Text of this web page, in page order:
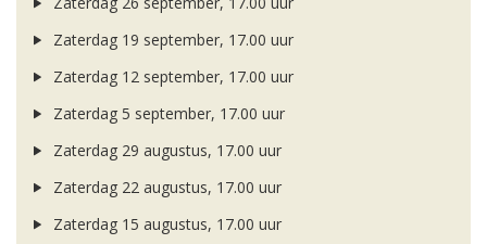
Zaterdag 19 september, 17.00 uur
Zaterdag 12 september, 17.00 uur
Zaterdag 5 september, 17.00 uur
Zaterdag 29 augustus, 17.00 uur
Zaterdag 22 augustus, 17.00 uur
Zaterdag 15 augustus, 17.00 uur